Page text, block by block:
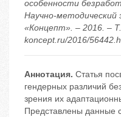
особенности
Научно-методический
«Концепт». – 2016. –
koncept.ru/2016/
Аннотация. Статья
гендерных различий
зрения их
Представлены данные